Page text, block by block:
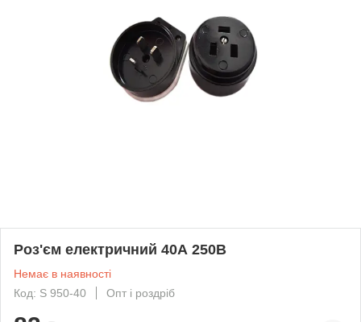
Роз'єм електричний 40А 250В
Немає в наявності
Код: S 950-40
Опт і роздріб